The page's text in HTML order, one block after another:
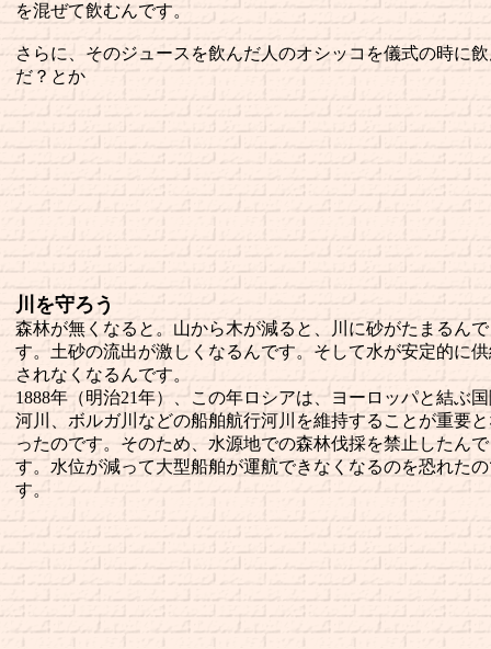
を混ぜて飲むんです。
さらに、そのジュースを飲んだ人のオシッコを儀式の時に
だ？とか
川を守ろう
森林が無くなると。山から木が減ると、川に砂がたまるんで
す。土砂の流出が激しくなるんです。そして水が安定的に
されなくなるんです。
1888年（明治21年）、この年ロシアは、ヨーロッパと結ぶ
河川、ボルガ川などの船舶航行河川を維持することが重要
ったのです。そのため、水源地での森林伐採を禁止したんで
す。水位が減って大型船舶が運航できなくなるのを恐れた
す。